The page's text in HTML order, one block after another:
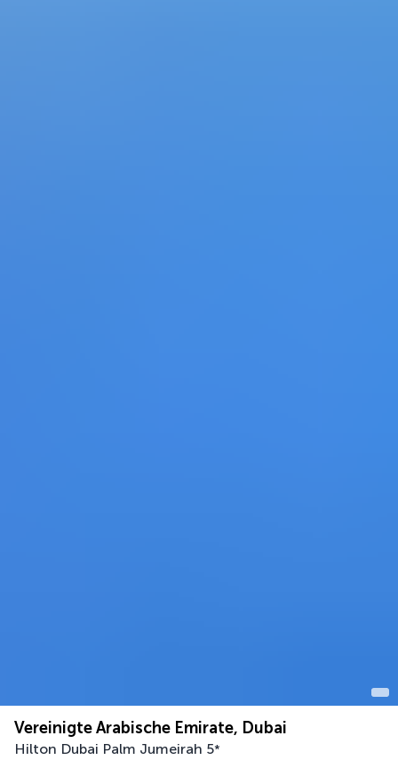
Vereinigte Arabische Emirate, Dubai
Hilton Dubai Palm Jumeirah 5*